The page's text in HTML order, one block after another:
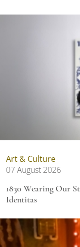
Art & Culture
07 August 2026
1830 Wearing Our
Identitas